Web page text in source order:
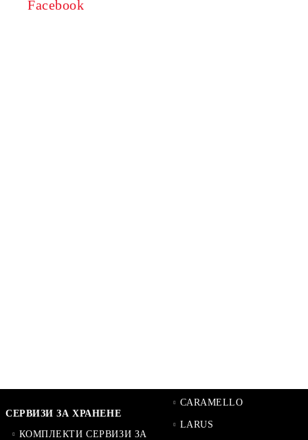
Facebook
СЕРВИЗИ ЗА ХРАНЕНЕ
КОМПЛЕКТИ СЕРВИЗИ ЗА
CARAMELLO
LARUS